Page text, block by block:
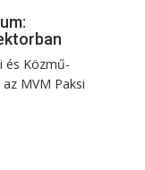
és Közmű-
MVM Paksi